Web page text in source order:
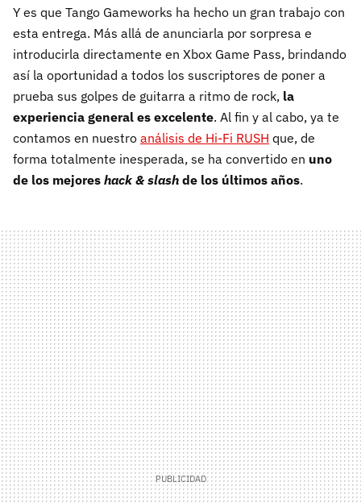
Y es que Tango Gameworks ha hecho un gran trabajo con
esta entrega. Más allá de anunciarla por sorpresa e
introducirla directamente en Xbox Game Pass, brindando
así la oportunidad a todos los suscriptores de poner a
prueba sus golpes de guitarra a ritmo de rock, la
experiencia general es excelente. Al fin y al cabo, ya te
contamos en nuestro análisis de Hi-Fi RUSH que, de
forma totalmente inesperada, se ha convertido en uno
de los mejores hack & slash de los últimos años.